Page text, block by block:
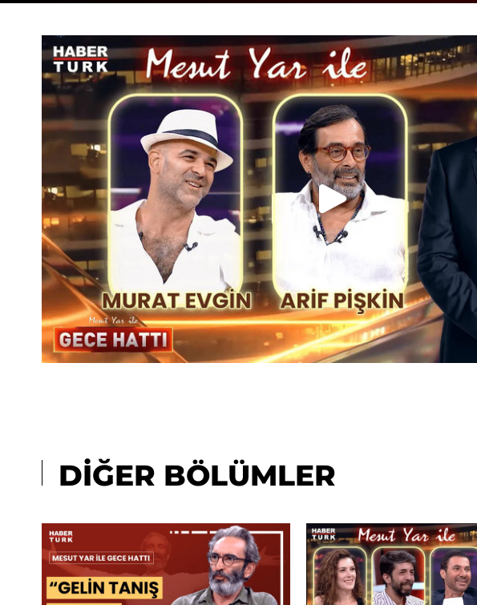
DİĞER BÖLÜMLER